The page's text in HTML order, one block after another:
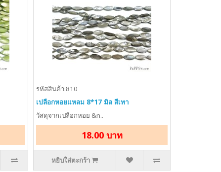
รหัสสินค้า:810
เปลือกหอยแหลม 8*17 มิล สีเทา
วัสดุจากเปลือกหอย &n..
18.00 บาท
หยิบใส่ตะกร้า